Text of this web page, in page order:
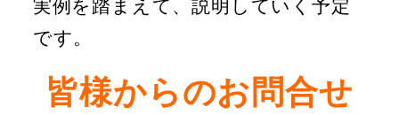
実例を踏まえて、説明していく予定
です。
皆様からのお問合せ